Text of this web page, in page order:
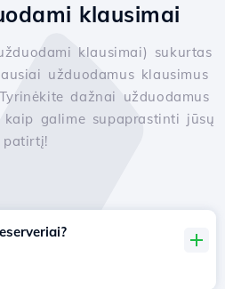
klausimai
klausimai) sukurtas
užduodamus klausimus
dažnai užduodamus
galime supaprastinti jūsų
patirtį!